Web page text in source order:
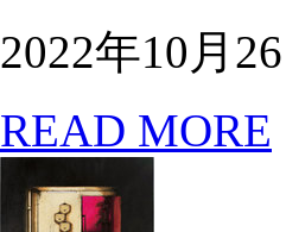
2022年10月
READ MORE